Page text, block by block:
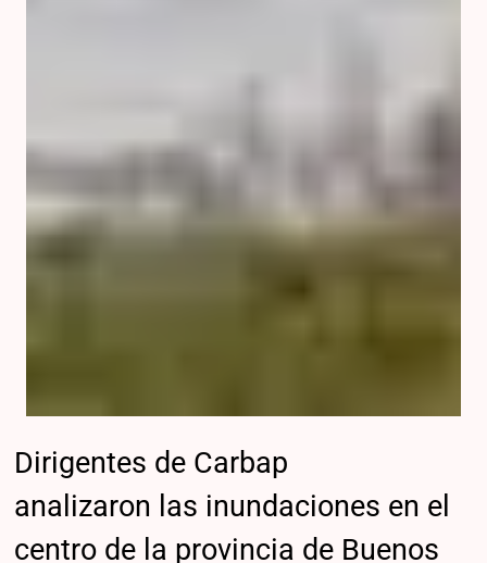
Dirigentes de Carbap
analizaron las inundaciones en el
centro de la provincia de Buenos